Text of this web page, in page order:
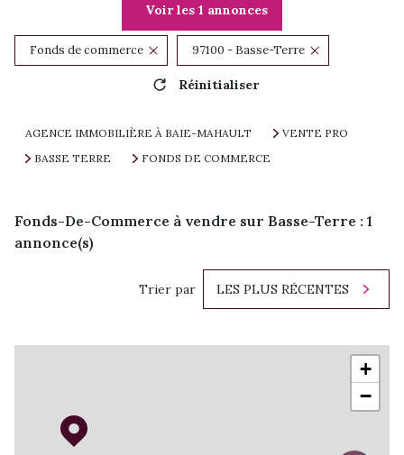
Voir les 1 annonces
Fonds de commerce 97100 - Basse-Terre
Réinitialiser
AGENCE IMMOBILIÈRE À BAIE-MAHAULT
VENTE PRO
BASSE TERRE
FONDS DE COMMERCE
Fonds-De-Commerce à vendre sur Basse-Terre : 1
annonce(s)
Trier par LES PLUS RÉCENTES
+
−